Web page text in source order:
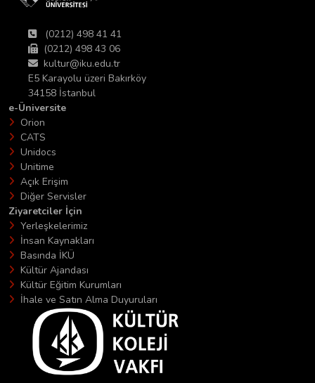
(0212) 498 41 41
(0212) 498 43 06
kultur@iku.edu.tr
E5 Karayolu üzeri Bakırköy
34158 İstanbul
e-Üniversite
Orion
CATS
Unidocs
Unitime
Açık Erişim
Diğer Servisler
Ziyaretciler İçin
Yerleşkelerimiz
İnsan Kaynakları
Basında İKÜ
Kültür Ajandası
Kültür Eğitim Kurumları
İhale ve Satın Alma Duyuruları